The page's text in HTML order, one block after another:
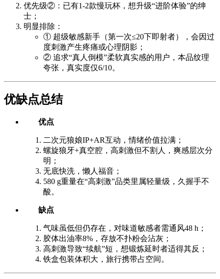
优先级②：已有1-2款慢玩杯，想升级“进阶体验”的绅
士；
明显排除：
① 超级敏感新手（第一次≤20下即射者），会因过
度刺激产生疼痛或心理阴影；
② 追求“真人倒模”柔软真实感的用户，本品纹理
夸张，真实度仅6/10。
优缺点总结
优点
二次元狼娘IP+AR互动，情绪价值拉满；
螺旋狼牙+真空腔，高刺激但不割人，爽感层次分
明；
无底快洗，懒人福音；
580 g重量在“高刺激”品类里属轻量级，久握手不
酸。
缺点
气味虽低但仍存在，对味道敏感者需通风48 h；
胶体出油率8%，存放不扑粉会沾灰；
高刺激导致“续航”短，想锻炼延时者适得其反；
铁盒包装体积大，旅行携带占空间。